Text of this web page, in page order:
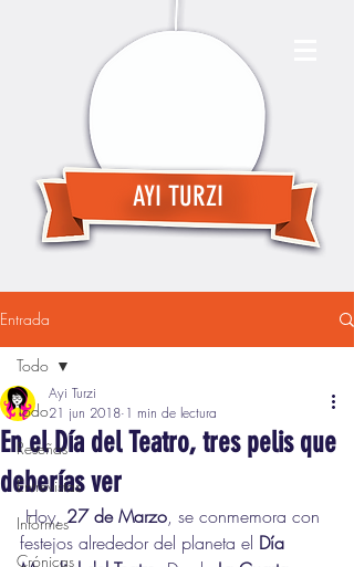
AYI TURZI
Entrada
Todo
Reseñas
Entrevistas
Informes
Crónicas
Todo
En el Día del Teatro, tres pelis que
deberías ver
Ayi Turzi
21 jun 2018 1 min de lectura
Hoy, 27 de Marzo, se conmemora con
festejos alrededor del planeta el Día